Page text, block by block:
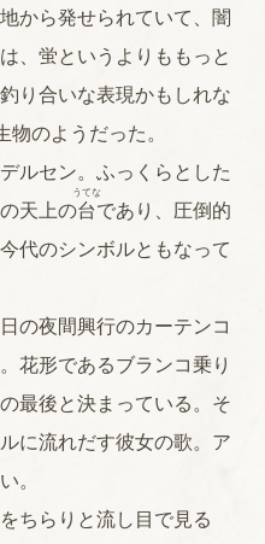
から発せられていて、闇
、蛍というよりももっと
り合いな表現かもしれな
のようだった。
ルセン。ふっくらとした
天上の台
うてな
であり、圧倒的
代のシンボルともなって
の夜間興行のカーテンコ
花形であるブランコ乗り
最後と決まっている。そ
に流れだす彼女の歌。ア
。
ちらりと流し目で見る